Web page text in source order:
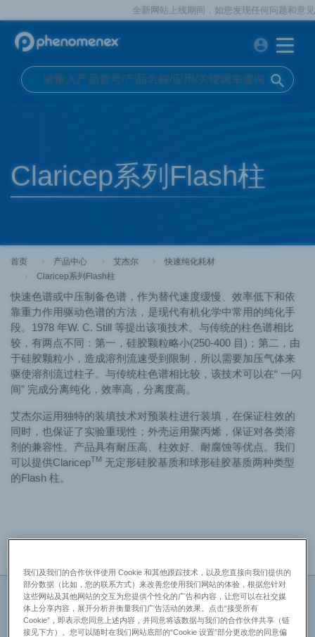
全新网站上线期间，如您发现任何问题和意见反馈，欢
search
account_circle
Claricep系列Flash柱
首页 产品中心 艾杰尔
快速纯化耗材
Claricep系列Flash柱
快速色谱或中压制备色谱，作为替代速度缓慢、效率低下和依
靠重力作用驱动色谱的方法，是现代有机化学中常用的纯化手
段。1978 年W. C. Still 等提出该项技术。与传统的柱色谱相比
较，有两点不同：第一，硅胶颗粒略小(250-400 目)；第二，由
于硅胶颗粒小，造成溶剂流速受到限制，所以需要加压气体来
驱使溶剂流过柱子。与传统柱色谱相比较，该技术可以在“ 一闪
间” 完成分离纯化，效率高，分离度高。
艾杰尔运用独特的装填技术对预装柱进行装填，在保证柱效的
同时，也保证了实验重现性；外壳运用聚丙烯，保证对各类溶
剂的兼容性。产品具有耐压高、柱效好、耐腐蚀等优点。我们
可以提供ClaricepTM 无定形硅胶基质和球形硅胶基质两种类型
的Flash 柱。
一、ClaricepTMFlash 无定形硅胶纯化柱
我们及我们的合作伙伴使用 Cookie 和其他跟踪技术，以及您直接向我们提供的
部分数据（比如，您的联系方式）来改善您使用我们网站的体验，根据您针对
这些网站及其他网站的交互为您提供个性化的广告和内容，让您可以在社交媒
体上分享内容，展开分析并衡量我们广告活动的效果。点击“接受所有
Cookie”，即表示您同意上述内容，并同意将该数据与我们的合作伙伴共享（链
接见下方）。您可以随时在我们网站底部的“Cookie 设置”部分更改您的同意偏